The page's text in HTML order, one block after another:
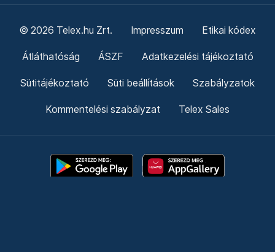
© 2026 Telex.hu Zrt. Impresszum Etikai kódex
Átláthatóság ÁSZF Adatkezelési tájékoztató
Sütitájékoztató Süti beállítások Szabályzatok
Kommentelési szabályzat Telex Sales